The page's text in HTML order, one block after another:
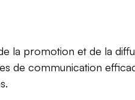
la promotion et de la
communication